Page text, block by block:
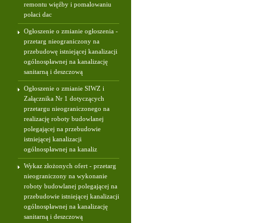
remontu więźby i pomalowaniu
połaci dac
Ogłoszenie o zmianie ogłoszenia -
przetarg nieograniczony na
przebudowę istniejącej kanalizacji
ogólnospławnej na kanalizację
sanitarną i deszczową
Ogłoszenie o zmianie SIWZ i
Załącznika Nr 1 dotyczących
przetargu nieograniczonego na
realizację roboty budowlanej
polegającej na przebudowie
istniejącej kanalizacji
ogólnospławnej na kanaliz
Wykaz złożonych ofert - przetarg
nieograniczony na wykonanie
roboty budowlanej polegającej na
przebudowie istniejącej kanalizacji
ogólnospławnej na kanalizację
sanitarną i deszczową